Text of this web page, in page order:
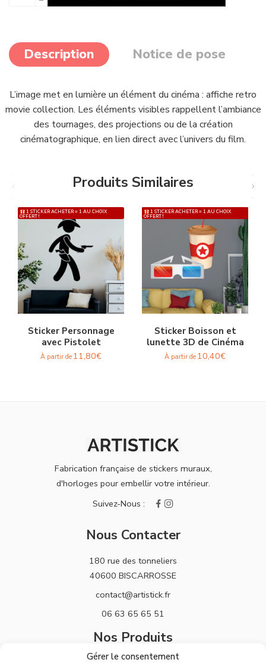
Gérer le consentement
Description Notice de pose
L’image met en lumière un élément du cinéma : affiche retro
movie collection. Les éléments visibles rappellent l’ambiance
des tournages, des projections ou de la création
cinématographique, en lien direct avec l’univers du film.
Produits Similaires
1 STICKER ACHETER = 1 AU CHOIX
OFFERT !
Sticker Personnage
avec Pistolet
À partir de 11,80€
1 STICKER ACHETER = 1 AU CHOIX
OFFERT !
Sticker Boisson et
lunette 3D de Cinéma
À partir de 10,40€
Fabrication française de stickers muraux,
d'horloges pour embellir votre intérieur.
Nous Contacter
180 rue des tonneliers
40600 BISCARROSSE
contact@artistick.fr
06 63 65 65 51
Nos Produits
Stickers